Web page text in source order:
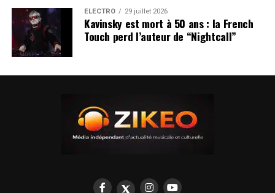
ÉLECTRO 29 juillet 2026
Kavinsky est mort à 50 ans : la French
Touch perd l’auteur de “Nightcall”